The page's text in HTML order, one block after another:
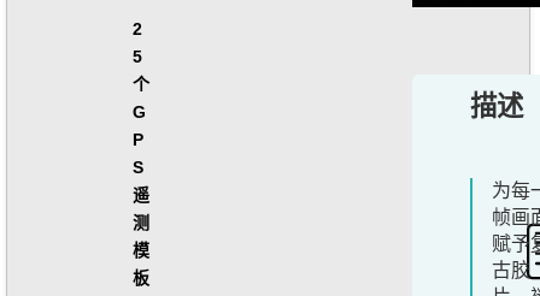
2
5
个
G
P
S
遥
测
模
板
描述
为每
帧画
赋予
古胶